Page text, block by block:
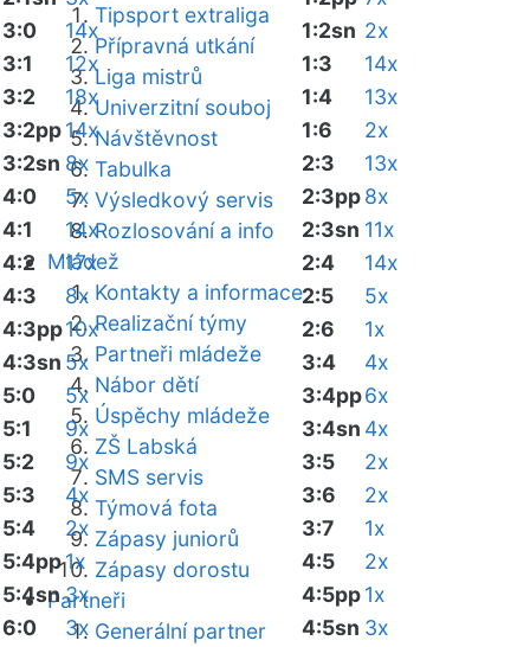
Tipsport extraliga
Přípravná utkání
Liga mistrů
Univerzitní souboj
Návštěvnost
Tabulka
Výsledkový servis
Rozlosování a info
Mládež
Kontakty a informace
Realizační týmy
Partneři mládeže
Nábor dětí
Úspěchy mládeže
ZŠ Labská
SMS servis
Týmová fota
Zápasy juniorů
Zápasy dorostu
Partneři
Generální partner
3:0
14x
3:1
12x
3:2
18x
3:2pp14x
3:2sn 8x
4:0
5x
4:1
14x
4:2
17x
4:3
8x
4:3pp10x
4:3sn 5x
5:0
5x
5:1
9x
5:2
9x
5:3
4x
5:4
2x
5:4pp1x
5:4sn3x
6:0
3x
1:2sn 2x
1:3
14x
1:4
13x
1:6
2x
2:3
13x
2:3pp8x
2:3sn 11x
2:4
14x
2:5
5x
2:6
1x
3:4
4x
3:4pp6x
3:4sn 4x
3:5
2x
3:6
2x
3:7
1x
4:5
2x
4:5pp1x
4:5sn 3x